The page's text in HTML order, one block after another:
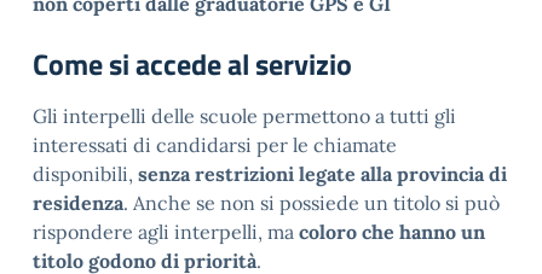
Come si accede al servizio
Gli interpelli delle scuole permettono a tutti gli
interessati di candidarsi per le chiamate
disponibili, senza restrizioni legate alla provincia di
residenza. Anche se non si possiede un titolo si può
rispondere agli interpelli, ma coloro che hanno un
titolo godono di priorità.